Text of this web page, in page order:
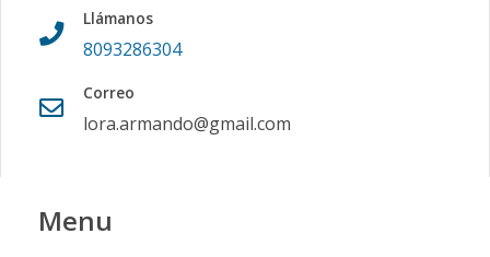
Llámanos
8093286304
Correo
lora.armando@gmail.com
Menu